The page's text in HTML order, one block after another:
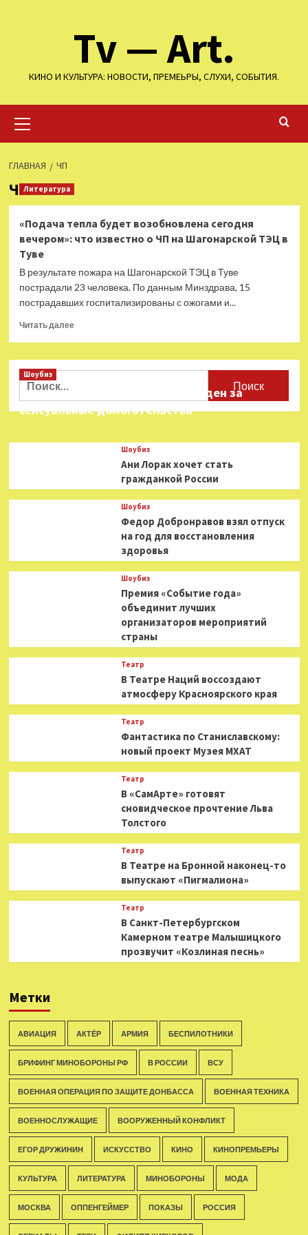
Tv — Art.
КИНО И КУЛЬТУРА: НОВОСТИ, ПРЕМЕЬРЫ, СЛУХИ, СОБЫТИЯ.
меню
ГЛАВНАЯ ЧП
ЧПЛитература
«Подача тепла будет возобновлена сегодня
вечером»: что известно о ЧП на Шагонарской ТЭЦ в
Туве
В результате пожара на Шагонарской ТЭЦ в Туве
пострадали 23 человека. По данным Минздрава, 15
пострадавших госпитализированы с ожогами и...
Читать далееПрочитать
«Подача
возобновлена
сегодня
что
Шагонарской
Найти:
Шоубиз
Звезда «Игры в кальмара» осужден за
сексуальные домогательства
Шоубиз
Ани Лорак хочет стать
гражданкой России
Шоубиз
Федор Добронравов взял отпуск
на год для восстановления
здоровья
Шоубиз
Премия «Событие года»
объединит лучших
организаторов мероприятий
страны
Театр
В Театре Наций воссоздают
атмосферу Красноярского края
Театр
Фантастика по Станиславскому:
новый проект Музея МХАТ
Театр
В «СамАрте» готовят
сновидческое прочтение Льва
Толстого
Театр
В Театре на Бронной наконец-то
выпускают «Пигмалиона»
Театр
В Санкт-Петербургском
Камерном театре Малышицкого
прозвучит «Козлиная песнь»
Метки
АВИАЦИЯ АКТЁР АРМИЯ БЕСПИЛОТНИКИ
БРИФИНГ МИНОБОРОНЫ РФ В РОССИИ ВСУ
ВОЕННАЯ ОПЕРАЦИЯ ПО ЗАЩИТЕ ДОНБАССА ВОЕННАЯ ТЕХНИКА
ВОЕННОСЛУЖАЩИЕ ВООРУЖЕННЫЙ КОНФЛИКТ
ЕГОР ДРУЖИНИН ИСКУССТВО КИНО КИНОПРЕМЬЕРЫ
КУЛЬТУРА ЛИТЕРАТУРА МИНОБОРОНЫ МОДА
МОСКВА ОППЕНГЕЙМЕР ПОКАЗЫ РОССИЯ